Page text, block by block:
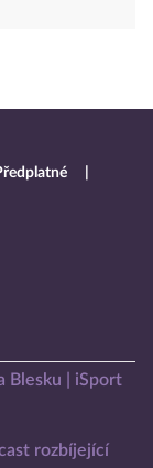
Blesku
iSport
rozbíjející